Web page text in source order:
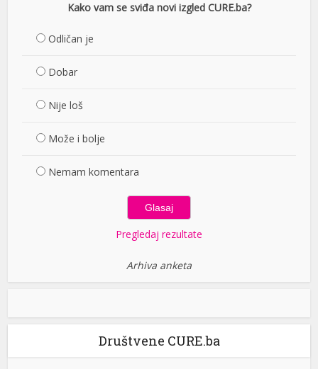
Kako vam se sviđa novi izgled CURE.ba?
Odličan je
Dobar
Nije loš
Može i bolje
Nemam komentara
Pregledaj rezultate
Arhiva anketa
Društvene CURE.ba